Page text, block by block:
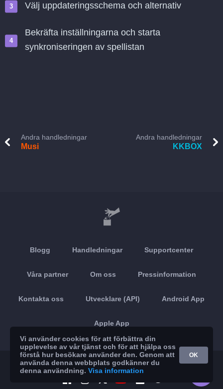
Välj uppdateringsschema och alternativ
Bekräfta inställningarna och starta
synkroniseringen av spellistan
Andra handledningar
Musi
Andra handledningar
KKBOX
Blogg Handledningar Supportcenter
Våra partner Om oss Pressinformation
Kontakta oss Utvecklare (API) Android App
Apple App
© 2026 Brickoft Sekretess Tjänststatus
Vi använder cookies för att förbättra din
upplevelse av vår tjänst och för att hjälpa oss
förstå hur besökare använder den. Genom att
använda denna webbplats godkänner du
denna användning. Visa information
OK